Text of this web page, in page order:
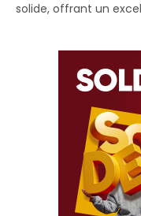
solide, offrant un